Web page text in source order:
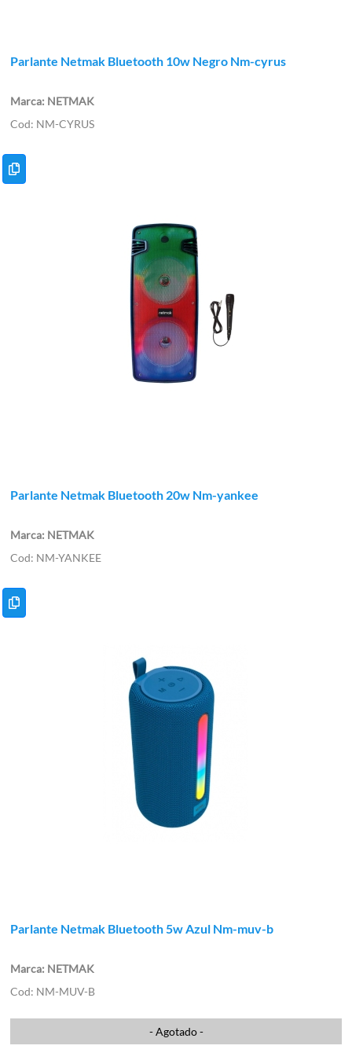
Parlante Netmak Bluetooth 10w Negro Nm-cyrus
NETMAK
NM-CYRUS
Parlante Netmak Bluetooth 20w Nm-yankee
NETMAK
NM-YANKEE
Parlante Netmak Bluetooth 5w Azul Nm-muv-b
NETMAK
NM-MUV-B
- Agotado -